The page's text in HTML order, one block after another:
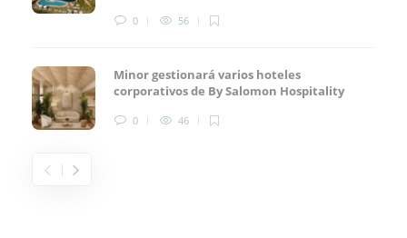
0 56
Minor gestionará varios hoteles
corporativos de By Salomon Hospitality
0 46